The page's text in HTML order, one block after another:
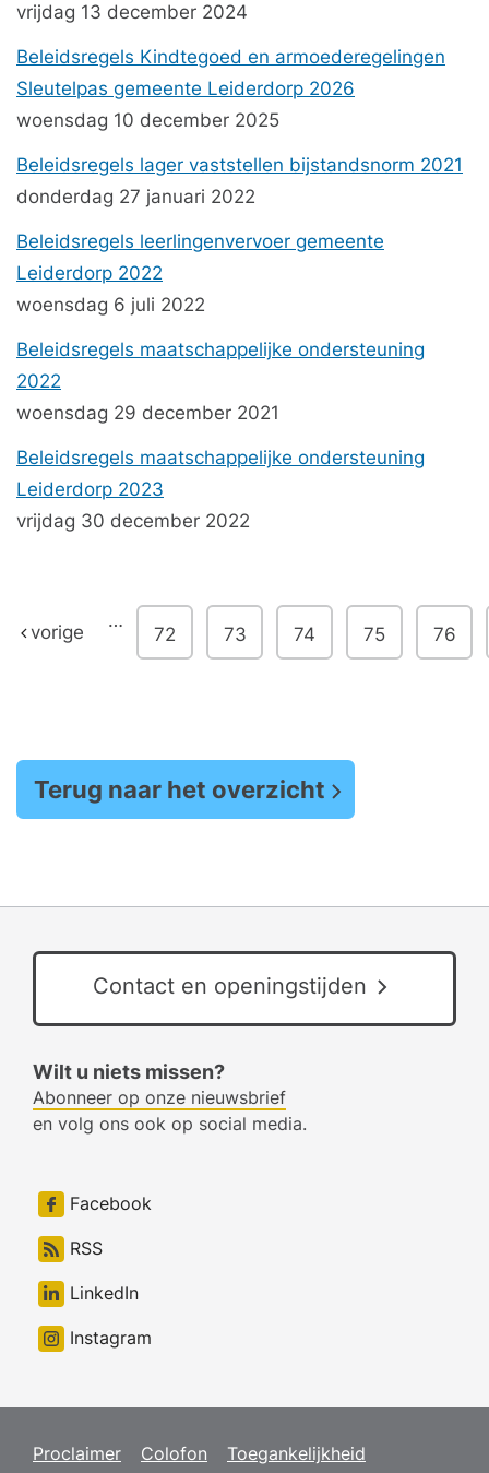
vrijdag 13 december 2024
Beleidsregels Kindtegoed en armoederegelingen
Sleutelpas gemeente Leiderdorp 2026
woensdag 10 december 2025
Beleidsregels lager vaststellen bijstandsnorm 2021
donderdag 27 januari 2022
Beleidsregels leerlingenvervoer gemeente
Leiderdorp 2022
woensdag 6 juli 2022
Beleidsregels maatschappelijke ondersteuning
2022
woensdag 29 december 2021
Beleidsregels maatschappelijke ondersteuning
Leiderdorp 2023
vrijdag 30 december 2022
vorige
…
72 73 74 75 76
Terug naar het overzicht
Contact en openingstijden
Wilt u niets missen?
Abonneer op onze nieuwsbrief
en volg ons ook op social media.
Facebook
RSS
LinkedIn
Instagram
Proclaimer Colofon Toegankelijkheid